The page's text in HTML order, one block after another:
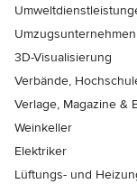
Umzugsunternehmen
3D-Visualisierung
Verbände,
Verlage, Magazine &
Weinkeller
Elektriker
Lüftungs- und